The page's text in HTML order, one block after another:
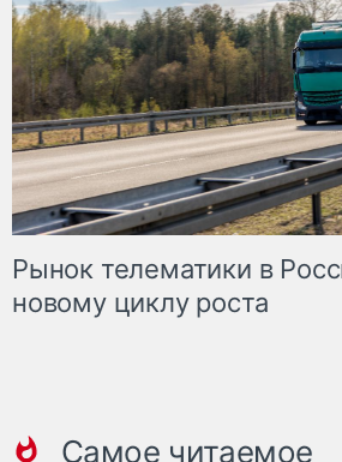
Рынок телематики в
новому циклу роста
Самое читаемое